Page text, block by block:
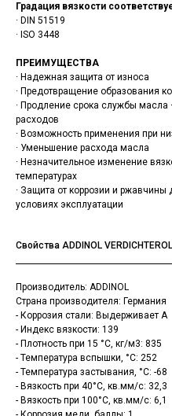
Градация вязкости
· DIN 51519
· ISO 3448
ПРЕИМУЩЕСТВА
· Надежная защита от износа
· Предотвращение образования
· Продление срока службы
расходов
· Возможность применения при
· Уменьшение расхода масла
· Незначительное изменение
температурах
· Защита от коррозии и
условиях эксплуатации
Свойства ADDINOL
Производитель: ADDINOL
Страна производителя: Германия
- Коррозия стали: Выдерживает A
- Индекс вязкости: 139
- Плотность при 15 °С, кг/м3: 835
- Температура вспышки, °C: 252
- Температура застывания, °C: -68
- Вязкость при 40°C, кв.мм/с: 32,3
- Вязкость при 100°C, кв.мм/с: 6,1